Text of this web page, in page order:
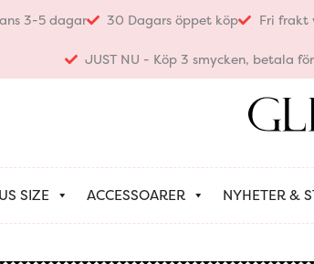
3-5 dagar 30 Dagars öppet köp Fri frakt
JUST NU - Köp 3 smycken, betala
SIZE ACCESSOARER NYHETER &